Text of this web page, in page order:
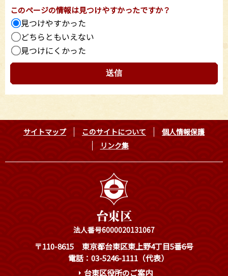
このページの情報は見つけやすかったですか？
見つけやすかった
どちらともいえない
見つけにくかった
サイトマップ このサイトについて
個人情報保護
リンク集
法人番号6000020131067
〒110-8615
東京都台東区東上野4丁目5番6号
電話：03-5246-1111（代表）
台東区役所のご案内